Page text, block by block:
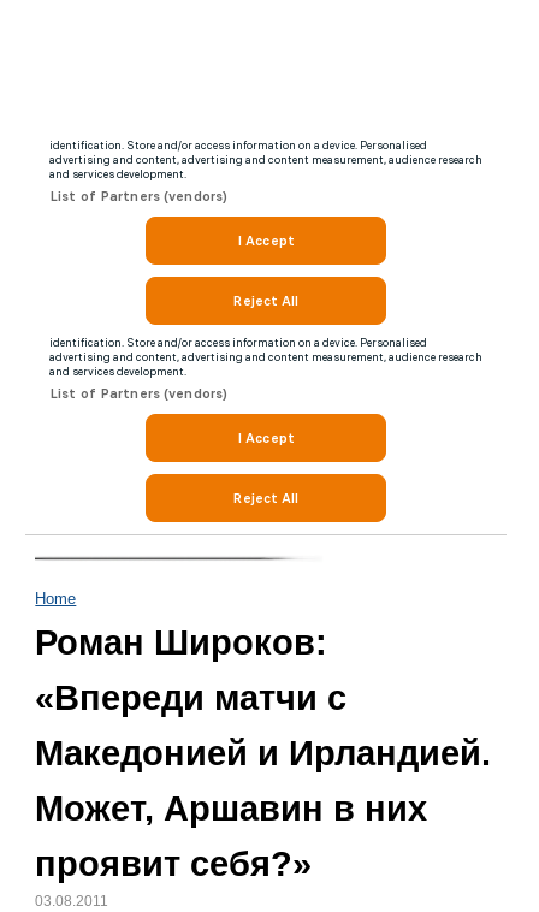
Home
Роман Широков:
«Впереди матчи с
Македонией и Ирландией.
Может, Аршавин в них
проявит себя?»
03.08.2011